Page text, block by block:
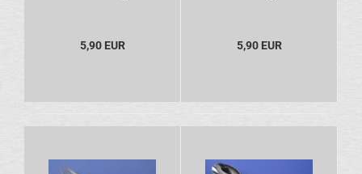
5,90 EUR 5,90 EUR